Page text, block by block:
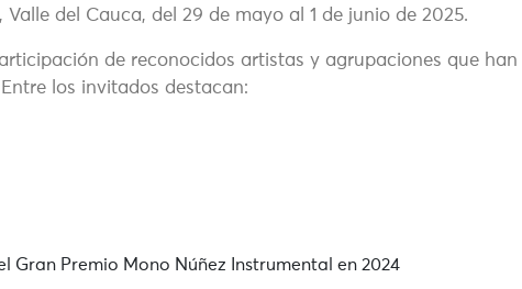
del Cauca, del 29 de mayo al 1 de junio de 2025.
de reconocidos artistas y agrupaciones que han
los invitados destacan:
Gran Premio Mono Núñez Instrumental en 2024